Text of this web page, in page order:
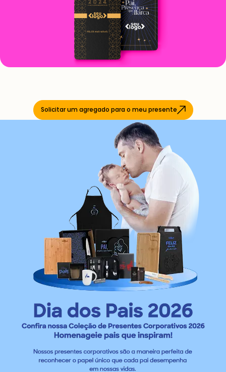
Solicitar um agregado para o meu presente